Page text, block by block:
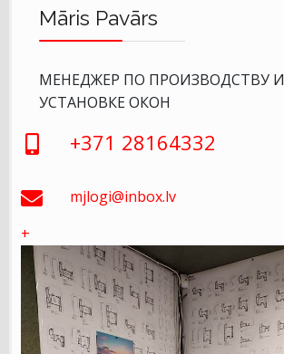
Māris Pavārs
МЕНЕДЖЕР ПО ПРОИЗВОДСТВУ И
УСТАНОВКЕ ОКОН
+371 28164332
mjlogi@inbox.lv
+